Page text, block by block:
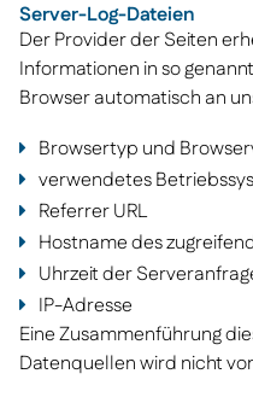
Server-Log-Dateien
Der Provider der Seiten
Informationen in so
Browser automatisch an
Browsertyp und
verwendetes
Referrer URL
Hostname des
Uhrzeit der
IP-Adresse
Eine Zusammenführung
Datenquellen wird nicht